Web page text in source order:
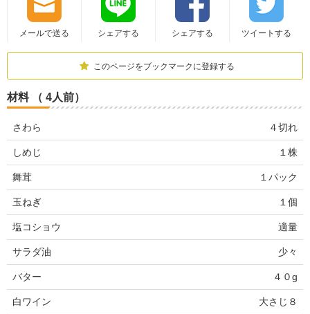
メールで送る シェアする シェアする ツイートする
このページをブックマークに登録する
材料 （ 4人前）
さわら ４切れ
しめじ １株
舞茸 １パック
玉ねぎ １個
塩コショウ 適量
サラダ油 少々
バター ４０g
白ワイン 大さじ８